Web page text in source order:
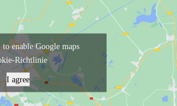
enable Google maps
Richtlinie
I agree